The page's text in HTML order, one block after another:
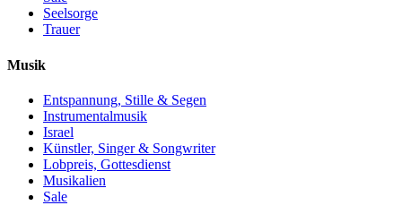
Seelsorge
Trauer
Musik
Entspannung, Stille & Segen
Instrumentalmusik
Israel
Künstler, Singer & Songwriter
Lobpreis, Gottesdienst
Musikalien
Sale